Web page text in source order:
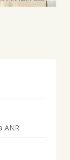
ANR